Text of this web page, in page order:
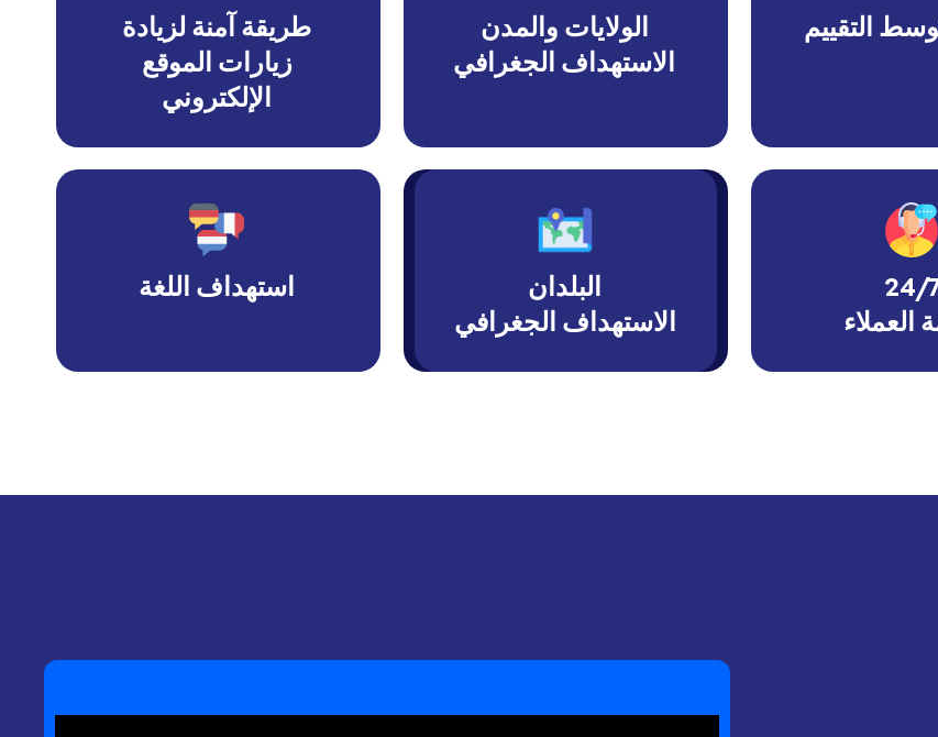
الولايات والمدن
الاستهداف الجغرافي
طريقة آمنة لزيادة
زيارات الموقع
الإلكتروني
24/7
العملاء
البلدان
الاستهداف الجغرافي
استهداف اللغة